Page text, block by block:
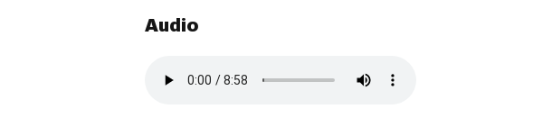
Audio